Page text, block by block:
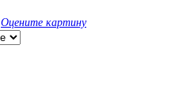
Оцените картину